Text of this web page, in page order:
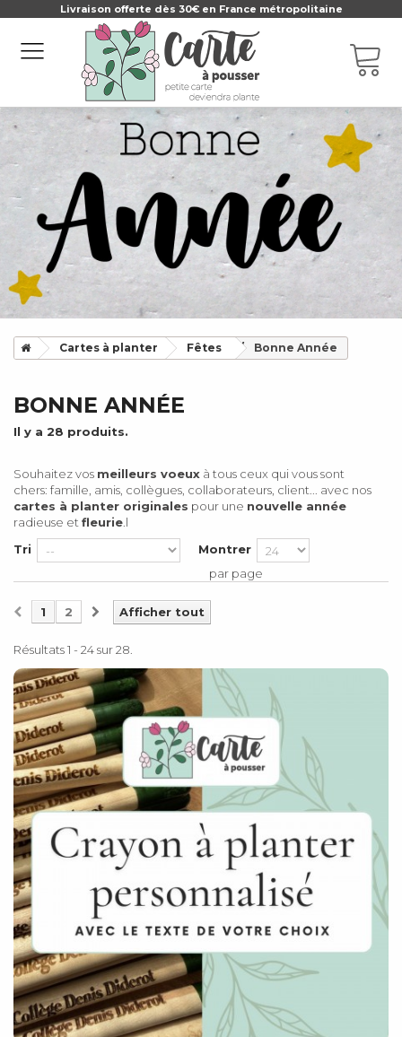
Livraison offerte dès 30€ en France métropolitaine
Cartes à planter Fêtes Bonne Année
BONNE ANNÉE
Il y a 28 produits.
Souhaitez vos meilleurs voeux à tous ceux qui vous sont
chers: famille, amis, collègues, collaborateurs, client... avec nos
cartes à planter originales pour une nouvelle année
radieuse et fleurie .l
Tri
Montrer
par page
Afficher tout
1 2
Résultats 1 - 24 sur 28.